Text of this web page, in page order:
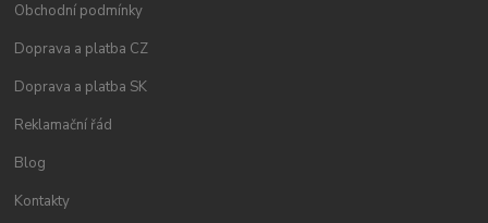
Obchodní podmínky
Doprava a platba CZ
Doprava a platba SK
Reklamační řád
Blog
Kontakty